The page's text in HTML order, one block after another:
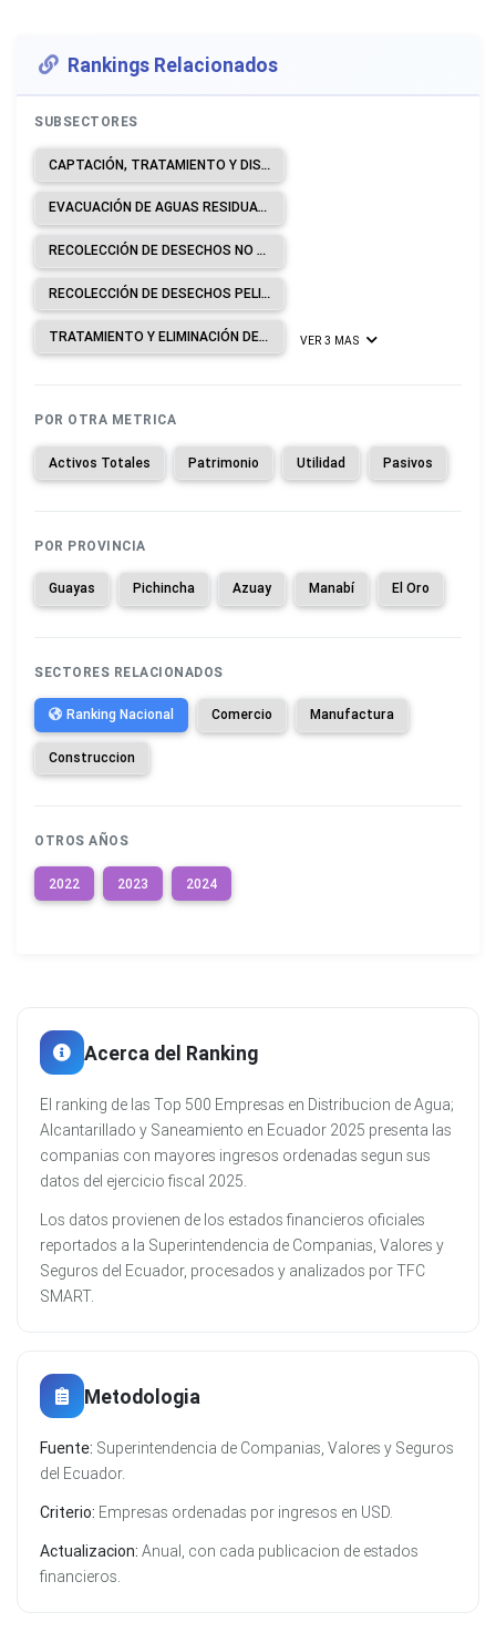
Rankings Relacionados
SUBSECTORES
CAPTACIÓN, TRATAMIENTO Y DISTRIBUCIÓN DE AGUA.
EVACUACIÓN DE AGUAS RESIDUALES.
RECOLECCIÓN DE DESECHOS NO PELIGROSOS.
RECOLECCIÓN DE DESECHOS PELIGROSOS.
TRATAMIENTO Y ELIMINACIÓN DE DESECHOS NO PELIGROSOS. VER 3 MAS
POR OTRA METRICA
Activos Totales Patrimonio Utilidad Pasivos
POR PROVINCIA
Guayas Pichincha Azuay Manabí El Oro
SECTORES RELACIONADOS
Ranking Nacional Comercio Manufactura
Construccion
OTROS AÑOS
2022 2023 2024
Acerca del Ranking
El ranking de las Top 500 Empresas en Distribucion de Agua;
Alcantarillado y Saneamiento en Ecuador 2025 presenta las
companias con mayores ingresos ordenadas segun sus
datos del ejercicio fiscal 2025.
Los datos provienen de los estados financieros oficiales
reportados a la Superintendencia de Companias, Valores y
Seguros del Ecuador, procesados y analizados por TFC
SMART.
Metodologia
Fuente: Superintendencia de Companias, Valores y Seguros
del Ecuador.
Criterio: Empresas ordenadas por ingresos en USD.
Actualizacion: Anual, con cada publicacion de estados
financieros.